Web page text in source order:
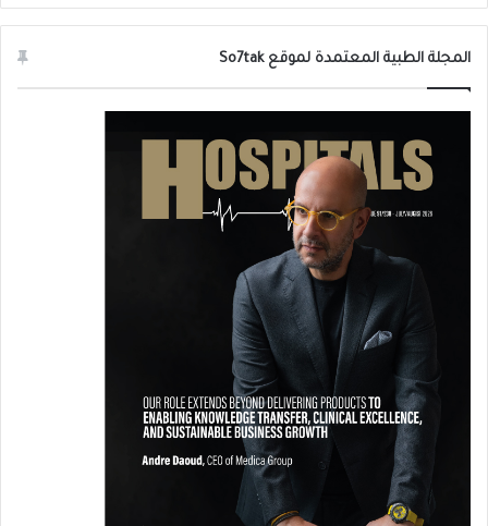
المجلة الطبية المعتمدة لموقع So7tak